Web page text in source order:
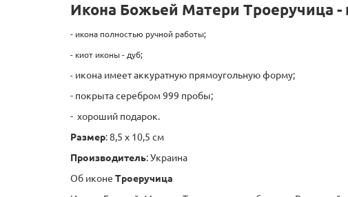
Икона Божьей Матери Троеручица -
- икона полностью ручной работы;
- киот иконы - дуб;
- икона имеет аккуратную прямоугольную форму;
- покрыта серебром 999 пробы;
- хороший подарок.
Размер: 8,5 х 10,5 см
Производитель: Украина
Об иконе Троеручица